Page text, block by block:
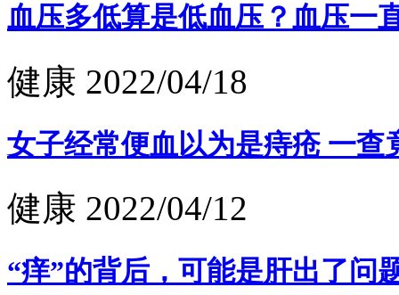
血压多低算是低血压？血压一
健康 2022/04/18
女子经常便血以为是痔疮 一查
健康 2022/04/12
“痒”的背后，可能是肝出了问